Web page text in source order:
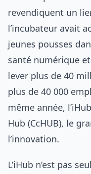
revendiquent un
l’incubateur avait
jeunes pousses
santé numérique
lever plus de 40
plus de 40 000
même année,
Hub (CcHUB), le
l’innovation.
L’iHub n’est pas